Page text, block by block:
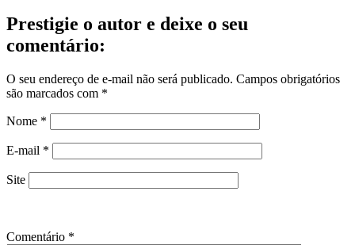
Prestigie o autor e deixe o seu
comentário:
O seu endereço de e-mail não será publicado. Campos obrigatórios
são marcados com *
Nome *
E-mail *
Site
Comentário *